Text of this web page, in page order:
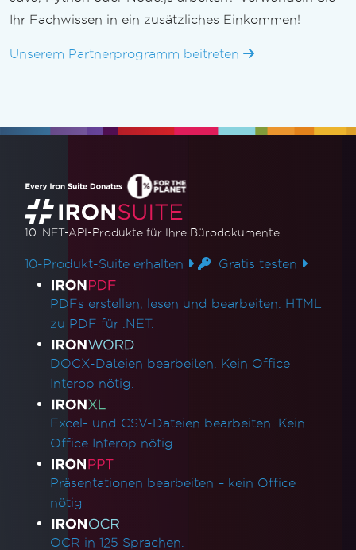
Ihr Fachwissen in ein zusätzliches Einkommen!
Unserem Partnerprogramm beitreten
10 .NET-API-Produkte für Ihre Bürodokumente
10-Produkt-Suite erhalten Gratis testen
Produktlinks
PDFs erstellen, lesen und bearbeiten. HTML
zu PDF für .NET.
DOCX-Dateien bearbeiten. Kein Office
Interop nötig.
Excel- und CSV-Dateien bearbeiten. Kein
Office Interop nötig.
Präsentationen bearbeiten – kein Office
nötig
OCR in 125 Sprachen.